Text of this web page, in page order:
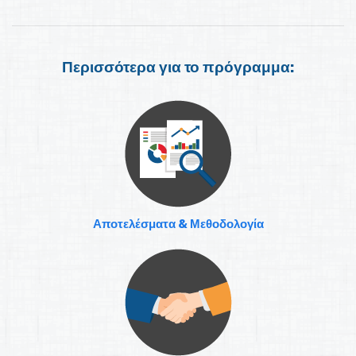
Περισσότερα για το πρόγραμμα:
Αποτελέσματα & Μεθοδολογία